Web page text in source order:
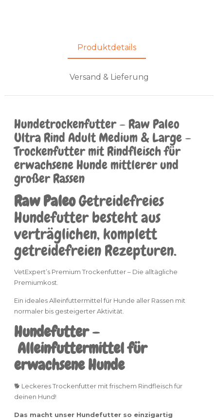
Produktdetails
Versand & Lieferung
Hundetrockenfutter – Raw Paleo
Ultra Rind Adult Medium & Large –
Trockenfutter mit Rindfleisch für
erwachsene Hunde mittlerer und
großer Rassen
Raw PaleoGetreidefreies
Hundefutter besteht aus
verträglichen, komplett
getreidefreien Rezepturen.
VetExpert’s Premium Trockenfutter – Die alltägliche
Premiumkost.
Ein ideales Alleinfuttermittel für Hunde aller Rassen mit
normaler bis gesteigerter Aktivität.
Hundefutter –
Alleinfuttermittel für
erwachsene Hunde
🐕 Leckeres Trockenfutter mit frischem Rindfleisch für
deinen Hund!
Das macht unser Hundefutter so einzigartig